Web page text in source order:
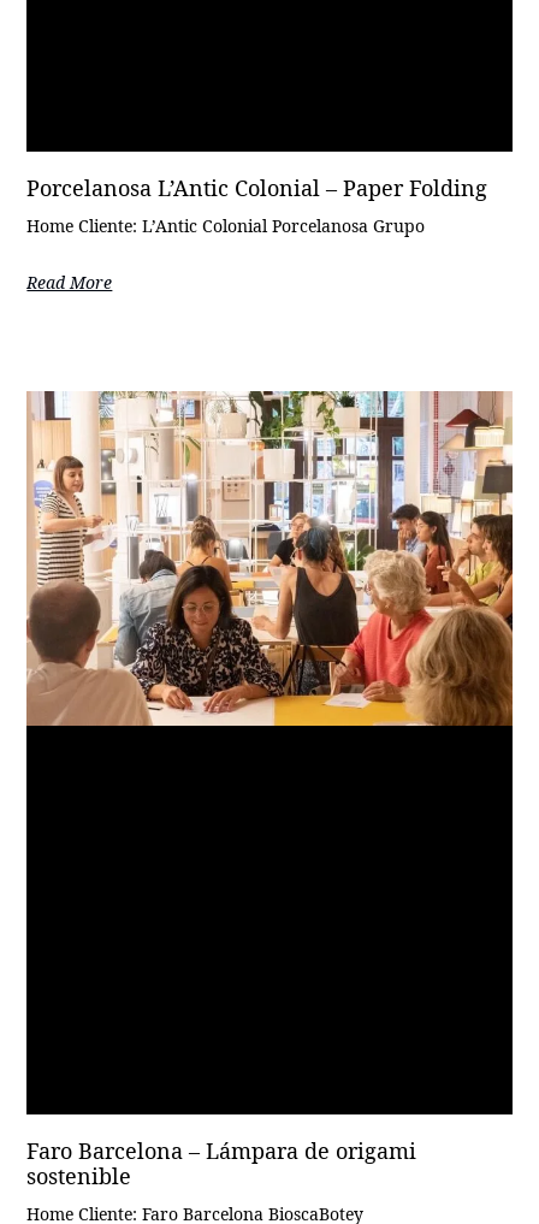
Porcelanosa L’Antic Colonial – Paper Folding
Home Cliente: L’Antic Colonial Porcelanosa Grupo
Read More
Faro Barcelona – Lámpara de origami
sostenible
Home Cliente: Faro Barcelona BioscaBotey